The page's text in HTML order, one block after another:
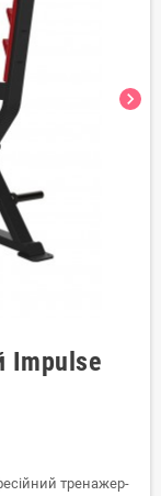
chevron_right
Impulse
тренажер-